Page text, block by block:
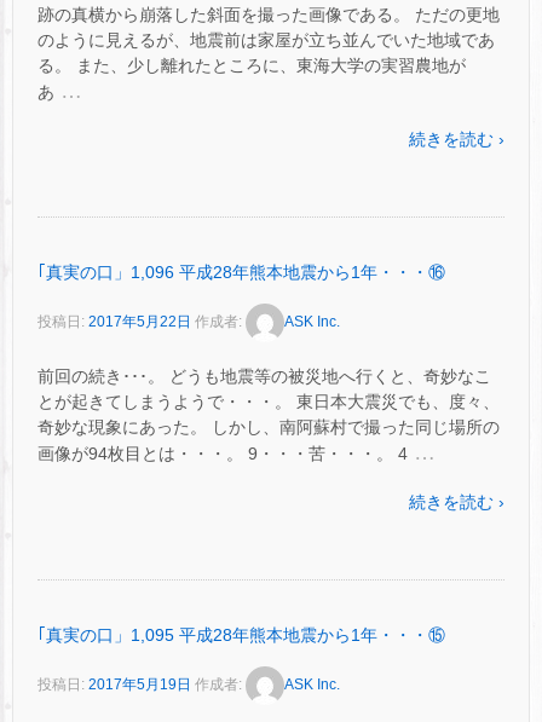
跡の真横から崩落した斜面を撮った画像である。 ただの更地
のように見えるが、地震前は家屋が立ち並んでいた地域であ
る。 また、少し離れたところに、東海大学の実習農地が
あ …
続きを読む ›
｢真実の口」1,096 平成28年熊本地震から1年・・・⑯
投稿日: 2017年5月22日 作成者: ASK Inc.
前回の続き･･･。 どうも地震等の被災地へ行くと、奇妙なこ
とが起きてしまうようで・・・。 東日本大震災でも、度々、
奇妙な現象にあった。 しかし、南阿蘇村で撮った同じ場所の
画像が94枚目とは・・・。 9・・・苦・・・。 4 …
続きを読む ›
｢真実の口」1,095 平成28年熊本地震から1年・・・⑮
投稿日: 2017年5月19日 作成者: ASK Inc.